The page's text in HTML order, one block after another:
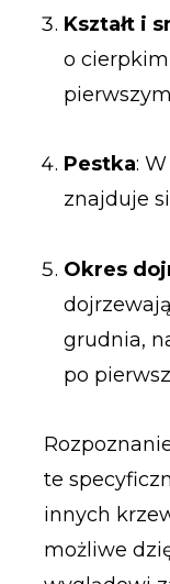
Kształt i
o cierpkim
Pestka:
znajduje
Okres
grudnia,
po
te
innych
możliwe